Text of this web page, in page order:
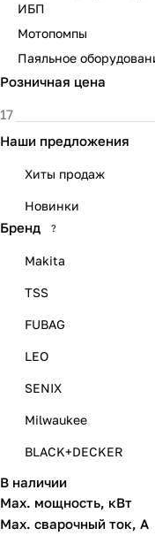
ИБП
Мотопомпы
Паяльное
Розничная цена
Наши предложения
Хиты продаж
Новинки
Бренд ?
Makita
TSS
FUBAG
LEO
SENIX
Milwaukee
BLACK+DECKER
BRAIT
CAIMAN, PUBERT
В наличии
Max. мощность, кВт
Max. сварочный ток, А